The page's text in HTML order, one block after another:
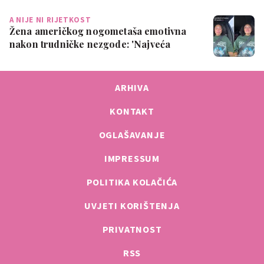
A NIJE NI RIJETKOST
Žena američkog nogometaša emotivna
nakon trudničke nezgode: 'Najveća
ARHIVA
KONTAKT
OGLAŠAVANJE
IMPRESSUM
POLITIKA KOLAČIĆA
UVJETI KORIŠTENJA
PRIVATNOST
RSS